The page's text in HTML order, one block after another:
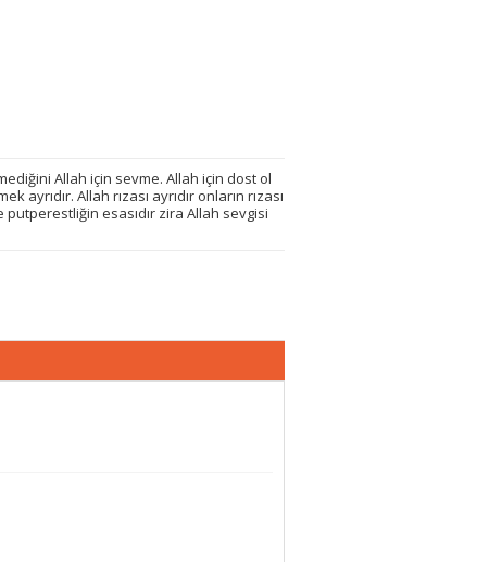
Allah için sevme. Allah için dost ol
Allah rızası ayrıdır onların rızası
putperestliğin esasıdır zira Allah sevgisi